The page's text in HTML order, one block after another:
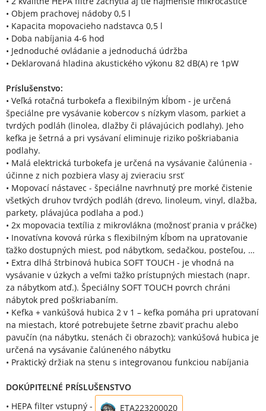
• Objem prachovej nádoby 0,5 l
• Kapacita mopovacieho nadstavca 0,5 l
• Doba nabíjania 4-6 hod
• Jednoduché ovládanie a jednoduchá údržba
• Deklarovaná hladina akustického výkonu 82 dB(A) re 1pW
Príslušenstvo:
• Veľká rotačná turbokefa a flexibilným kĺbom - je určená
špeciálne pre vysávanie kobercov s nízkym vlasom, parkiet a
tvrdých podláh (linolea, dlažby či plávajúcich podlahy). Jeho
kefka je šetrná a pri vysávaní eliminuje riziko poškriabania
podlahy.
• Malá elektrická turbokefa je určená na vysávanie čalúnenia -
účinne z nich pozbiera vlasy aj zvieraciu srsť
• Mopovací nástavec - špeciálne navrhnutý pre morké čistenie
všetkých druhov tvrdých podláh (drevo, linoleum, vinyl, dlažba,
parkety, plávajúca podlaha a pod.)
• 2x mopovacia textília z mikrovlákna (možnosť prania v práčke)
• Inovatívna kovová rúrka s flexibilným kĺbom na upratovanie
ťažko dostupných miest, pod nábytkom, sedačkou, posteľou, …
• Extra dlhá štrbinová hubica SOFT TOUCH - je vhodná na
vysávanie v úzkych a veľmi ťažko prístupných miestach (napr.
za nábytkom atď.). Špeciálny SOFT TOUCH povrch chráni
nábytok pred poškriabaním.
• Kefka + vankúšová hubica 2 v 1 – kefka pomáha pri upratovaní
na miestach, ktoré potrebujete šetrne zbaviť prachu alebo
pavučín (na nábytku, stenách či obrazoch); vankúšová hubica je
určená na vysávanie čalúneného nábytku
• Praktický držiak na stenu s integrovanou funkciou nabíjania
DOKÚPITEĽNÉ PRÍSLUŠENSTVO
• HEPA filter vstupný -
ETA223200020